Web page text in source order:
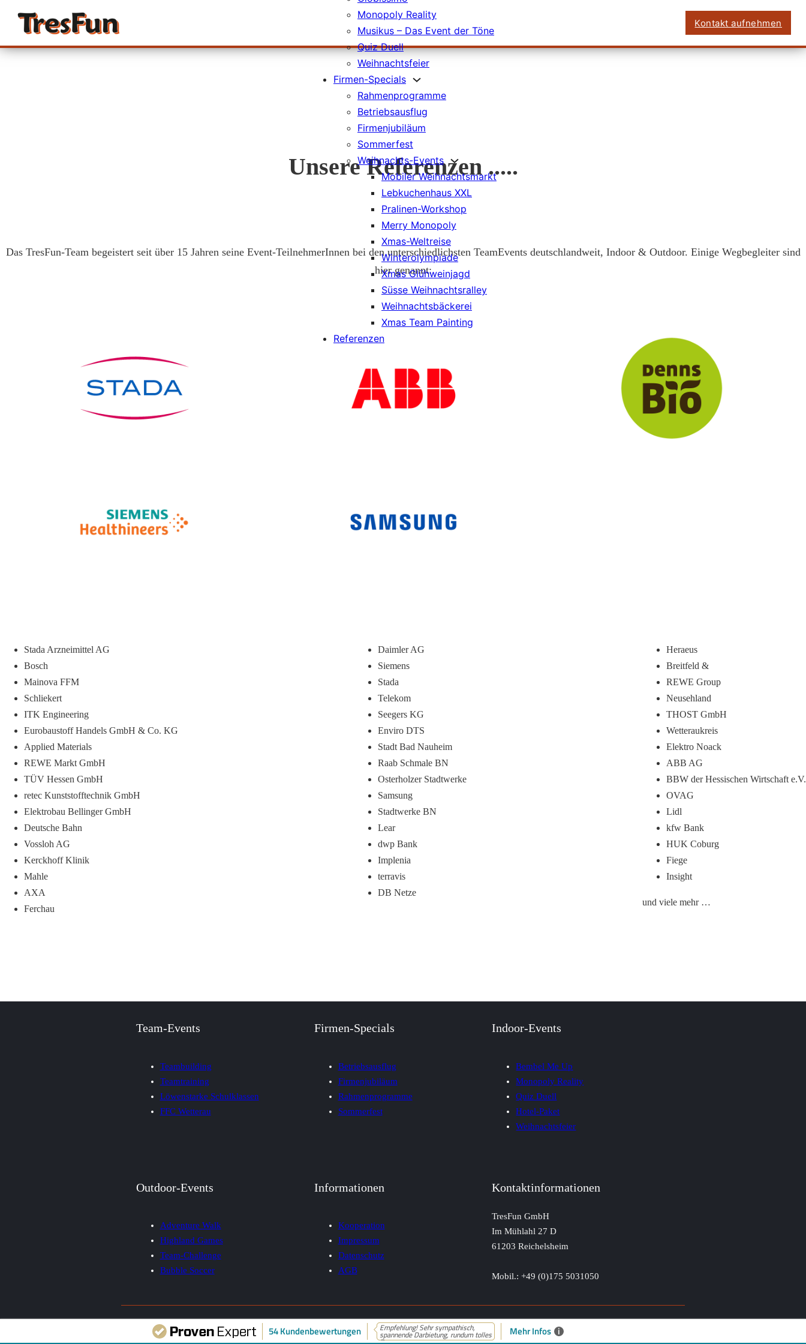
Monopoly Reality
Musikus – Das Event der Töne
Quiz Duell
Weihnachtsfeier
Firmen-Specials
Rahmenprogramme
Betriebsausflug
Firmenjubiläum
Sommerfest
Weihnachts-Events
Mobiler Weihnachtsmarkt
Lebkuchenhaus XXL
Pralinen-Workshop
Merry Monopoly
Xmas-Weltreise
Winterolympiade
Xmas Glühweinjagd
Süsse Weihnachtsralley
Weihnachtsbäckerei
Xmas Team Painting
Referenzen
Kontakt aufnehmen
Unsere Referenzen .....
Das TresFun-Team begeistert seit über 15 Jahren seine Event-TeilnehmerInnen bei den unterschiedlichsten TeamEvents deutschlandweit, Indoor & Outdoor. Einige Wegbegleiter sind
hier genannt:
Stada Arzneimittel AG
Bosch
Mainova FFM
Schliekert
ITK Engineering
Eurobaustoff Handels GmbH & Co. KG
Applied Materials
REWE Markt GmbH
TÜV Hessen GmbH
retec Kunststofftechnik GmbH
Elektrobau Bellinger GmbH
Deutsche Bahn
Vossloh AG
Kerckhoff Klinik
Mahle
AXA
Ferchau
Daimler AG
Siemens
Stada
Telekom
Seegers KG
Enviro DTS
Stadt Bad Nauheim
Raab Schmale BN
Osterholzer Stadtwerke
Samsung
Stadtwerke BN
Lear
dwp Bank
Implenia
terravis
DB Netze
Heraeus
Breitfeld &
REWE Group
Neusehland
THOST GmbH
Wetteraukreis
Elektro Noack
ABB AG
BBW der Hessischen Wirtschaft e.V.
OVAG
Lidl
kfw Bank
HUK Coburg
Fiege
Insight
und viele mehr …
Team-Events
Teambuilding
Teamtraining
Löwenstarke Schulklassen
FFC Wetterau
Firmen-Specials
Betriebsausflug
Firmenjubiläum
Rahmenprogramme
Sommerfest
Indoor-Events
Bembel Me Up
Monopoly Reality
Quiz Duell
Hotel-Paket
Weihnachtsfeier
Outdoor-Events
Adventure Walk
Highland Games
Team-Challenge
Bubble Soccer
Informationen
Kooperation
Impressum
Datenschutz
AGB
Kontaktinformationen
TresFun GmbH
Im Mühlahl 27 D
61203 Reichelsheim
Mobil.: +49 (0)175 5031050
Copyright © 2026 - TresFun
54 Kundenbewertungen Empfehlung! Sehr sympathisch,
spannende Darbietung, rundum tolles
P...
Mehr Infos i